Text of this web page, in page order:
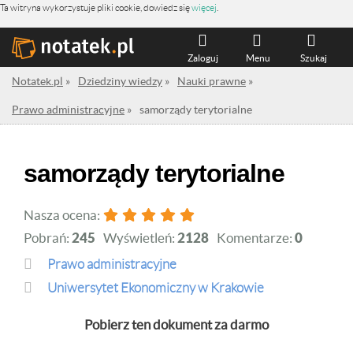
Ta witryna wykorzystuje pliki cookie, dowiedz sięwięcej
Szukaj
Menu
Zaloguj
Notatek.pl » Dziedziny wiedzy » Nauki prawne »
Prawo administracyjne » samorządy terytorialne
samorządy terytorialne
Nasza ocena:
Pobrań: 245 Wyświetleń: 2128 Komentarze: 0
Prawo administracyjne
Uniwersytet Ekonomiczny w Krakowie
Pobierz ten dokument za darmo